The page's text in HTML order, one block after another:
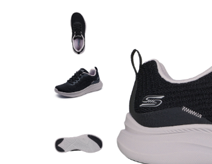
Pantaloni lungi copii
Geci si veste copii
Pantaloni scurti Copii